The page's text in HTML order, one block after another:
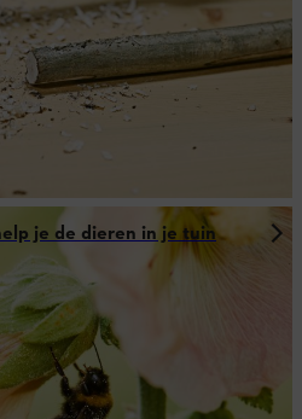
je de dieren in je tuin